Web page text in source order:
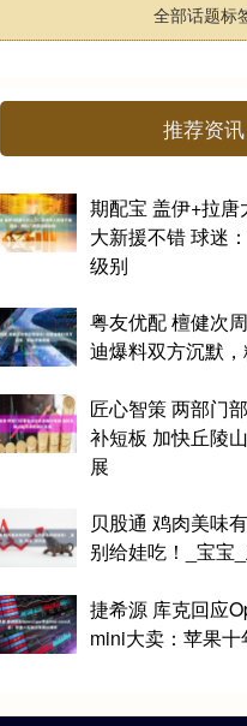
全部话题标
推荐资讯
期配宝 盖伊+拉
大新援不错 球迷
级别
粤友优配 檀健次
迪爆料双方沉默
匠心智策 两部门
补短板 加快丘陵
展
贝股通 鸡肉美味
别给娃吃！_宝宝
捷希源 库克回应
mini大卖：苹果